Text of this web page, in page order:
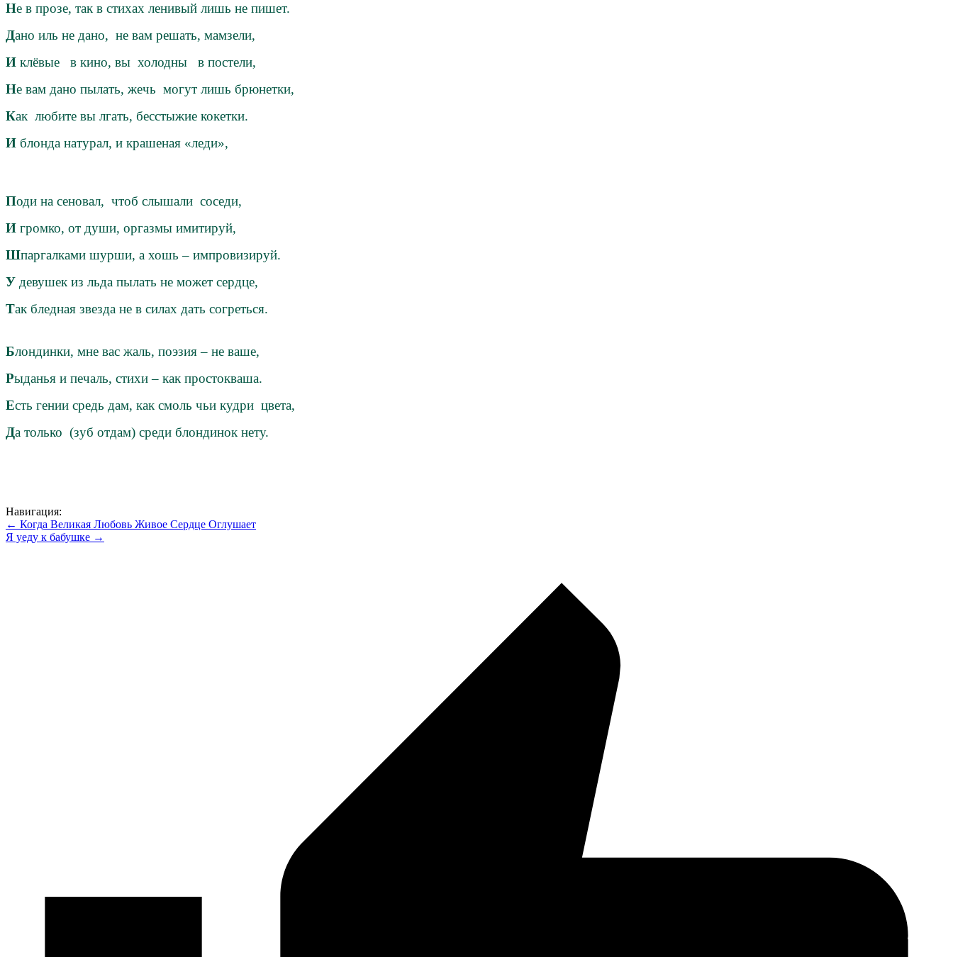
Не в прозе, так в стихах ленивый лишь не пишет.
Дано иль не дано, не вам решать, мамзели,
И клёвые в кино, вы холодны в постели,
Не вам дано пылать, жечь могут лишь брюнетки,
Как любите вы лгать, бесстыжие кокетки.
И блонда натурал, и крашеная «леди»,
Поди на сеновал, чтоб слышали соседи,
И громко, от души, оргазмы имитируй,
Шпаргалками шурши, а хошь – импровизируй.
У девушек из льда пылать не может сердце,
Так бледная звезда не в силах дать согреться.
Блондинки, мне вас жаль, поэзия – не ваше,
Рыданья и печаль, стихи – как простокваша.
Есть гении средь дам, как смоль чьи кудри цвета,
Да только (зуб отдам) среди блондинок нету.
Навигация:
← Когда Великая Любовь Живое Сердце Оглушает
Я уеду к бабушке →